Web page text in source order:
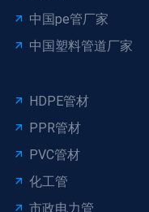
中国pe管厂家
中国塑料管道厂家
HDPE管材
PPR管材
PVC管材
化工管
市政电力管